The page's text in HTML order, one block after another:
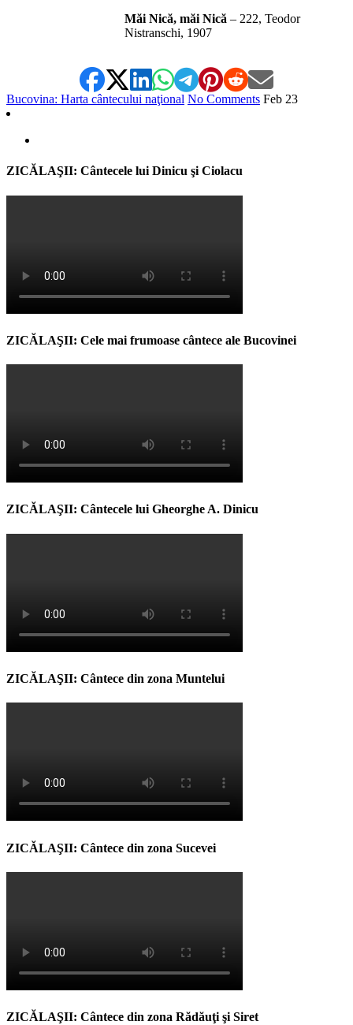
Măi Nică, măi Nică – 222, Teodor
Nistranschi, 1907
Bucovina: Harta cântecului naţional No Comments Feb 23
ZICĂLAŞII: Cântecele lui Dinicu şi Ciolacu
ZICĂLAŞII: Cele mai frumoase cântece ale Bucovinei
ZICĂLAŞII: Cântecele lui Gheorghe A. Dinicu
ZICĂLAŞII: Cântece din zona Muntelui
ZICĂLAŞII: Cântece din zona Sucevei
ZICĂLAŞII: Cântece din zona Rădăuţi şi Siret